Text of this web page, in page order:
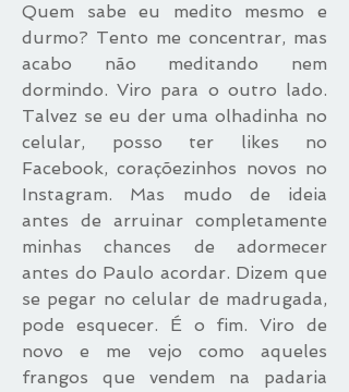
Quem sabe eu medito mesmo e
durmo? Tento me concentrar, mas
acabo não meditando nem
dormindo. Viro para o outro lado.
Talvez se eu der uma olhadinha no
celular, posso ter likes no
Facebook, coraçõezinhos novos no
Instagram. Mas mudo de ideia
antes de arruinar completamente
minhas chances de adormecer
antes do Paulo acordar. Dizem que
se pegar no celular de madrugada,
pode esquecer. É o fim. Viro de
novo e me vejo como aqueles
frangos que vendem na padaria